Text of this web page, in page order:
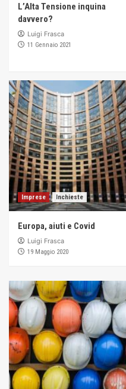
Modifica
Imprese
L’Alta Tensione inquina
davvero?
Luigi Frasca
11 Gennaio 2021
Imprese Inchieste
Europa, aiuti e Covid
Luigi Frasca
19 Maggio 2020